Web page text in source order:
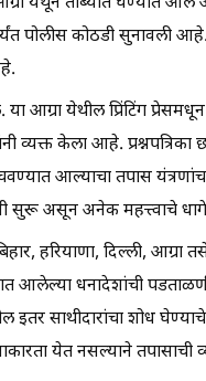
पोलीस कोठडी सुनावली
आग्रा येथील प्रिंटिंग
केला आहे. प्रश्नपत्रिका
आल्याचा तपास
असून अनेक महत्त्वाचे
बिहार, हरियाणा, दिल्ली,
धनादेशांची
इतर साथीदारांचा शोध
येत नसल्याने तपासाची